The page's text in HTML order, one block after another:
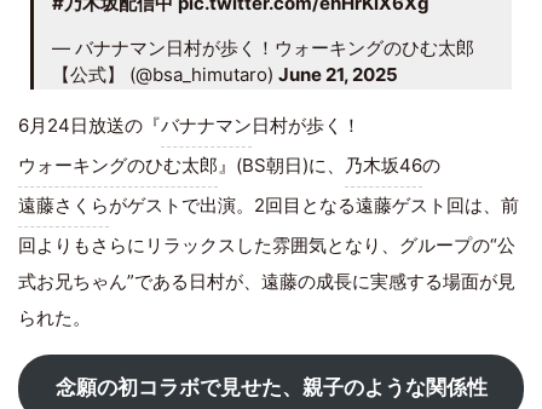
— バナナマン日村が歩く！ウォーキングのひむ太郎
【公式】 (@bsa_himutaro) June 21, 2025
6月24日放送の『バナナマン日村が歩く！
ウォーキングのひむ太郎』(BS朝日)に、 乃木坂46の
遠藤さくらがゲストで出演。2回目となる遠藤ゲスト回は、前
回よりもさらにリラックスした雰囲気となり、グループの“公
式お兄ちゃん”である日村が、遠藤の成長に実感する場面が見
られた。
念願の初コラボで見せた、親子のような関係性